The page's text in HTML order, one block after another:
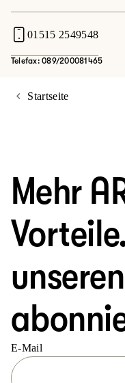
01515 2549548
Telefax: 089/200081465
Startseite
Mehr
E-Mail